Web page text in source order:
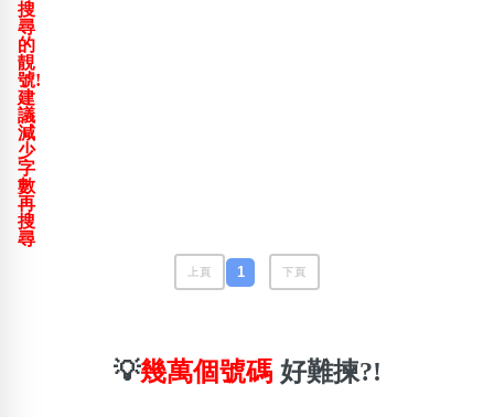
搜
尋
的
靚
號!
建
議
減
少
字
數
再
搜
尋
上頁 1 下頁
💡幾萬個號碼 好難揀?!